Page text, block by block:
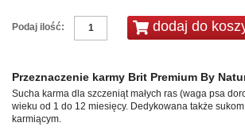
Podaj ilość:
Przeznaczenie karmy Brit Premium By
Sucha karma dla szczeniąt małych ras (waga psa
wieku od 1 do 12 miesięcy. Dedykowana także
karmiącym.